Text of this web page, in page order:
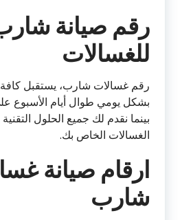
رقم صيانة
للغسالات
رقم غسالات شارب، يستقبل كافة
بينما نقدم لك جميع الحلول
الغسالات الخاص بك.
ارقام صيانة
شارب